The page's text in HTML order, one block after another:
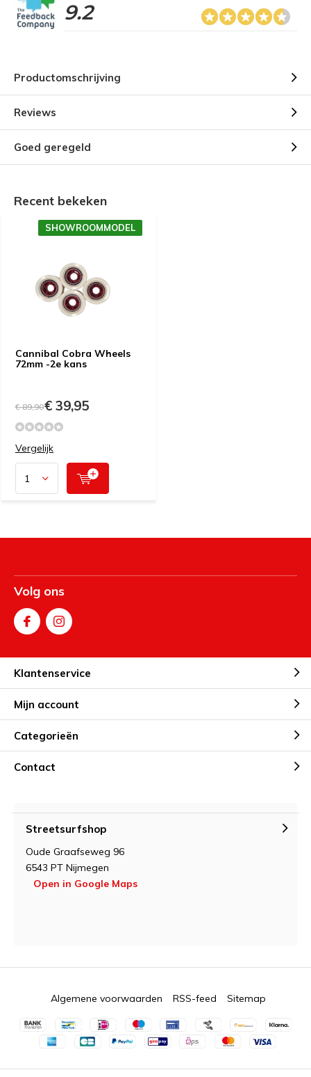
9.2
Productomschrijving
Reviews
Goed geregeld
Recent bekeken
Cannibal Cobra Wheels
72mm -2e kans
SHOWROOMMODEL
€ 89,90€ 39,95
Vergelijk
Volg ons
Klantenservice
Mijn account
Categorieën
Contact
Streetsurfshop
Oude Graafseweg 96
6543 PT Nijmegen
Open in Google Maps
Algemene voorwaarden RSS-feed Sitemap